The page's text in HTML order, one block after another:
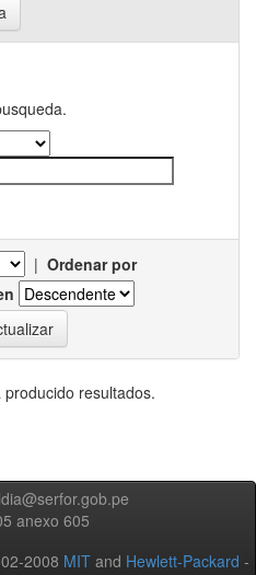
| Ordenar por
resultados.
anexo 605
2008 MIT and Hewlett-Packard -